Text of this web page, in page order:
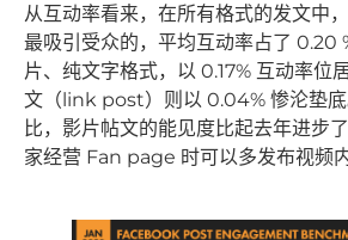
从互动率看来，在所有格式的发文中
最吸引受众的，平均互动率占了 0.20
片、纯文字格式，以 0.17% 互动率位
文（link post）则以 0.04% 惨沦垫底
比，影片帖文的能见度比起去年进步
家经营 Fan page 时可以多发布视频内